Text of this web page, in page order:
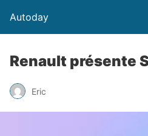
Autoday
Renault présente
Eric